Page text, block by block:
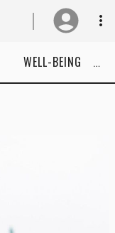
WELL-BEING